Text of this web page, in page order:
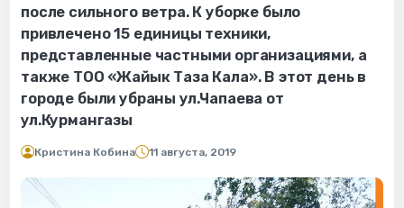
после сильного ветра. К уборке было
привлечено 15 единицы техники,
представленные частными организациями, а
также ТОО «Жайык Таза Кала». В этот день в
городе были убраны ул.Чапаева от
ул.Курмангазы
Кристина Кобина 11 августа, 2019